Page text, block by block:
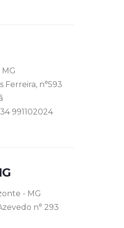
Ferreira, n°593
991102024
- MG
n° 293